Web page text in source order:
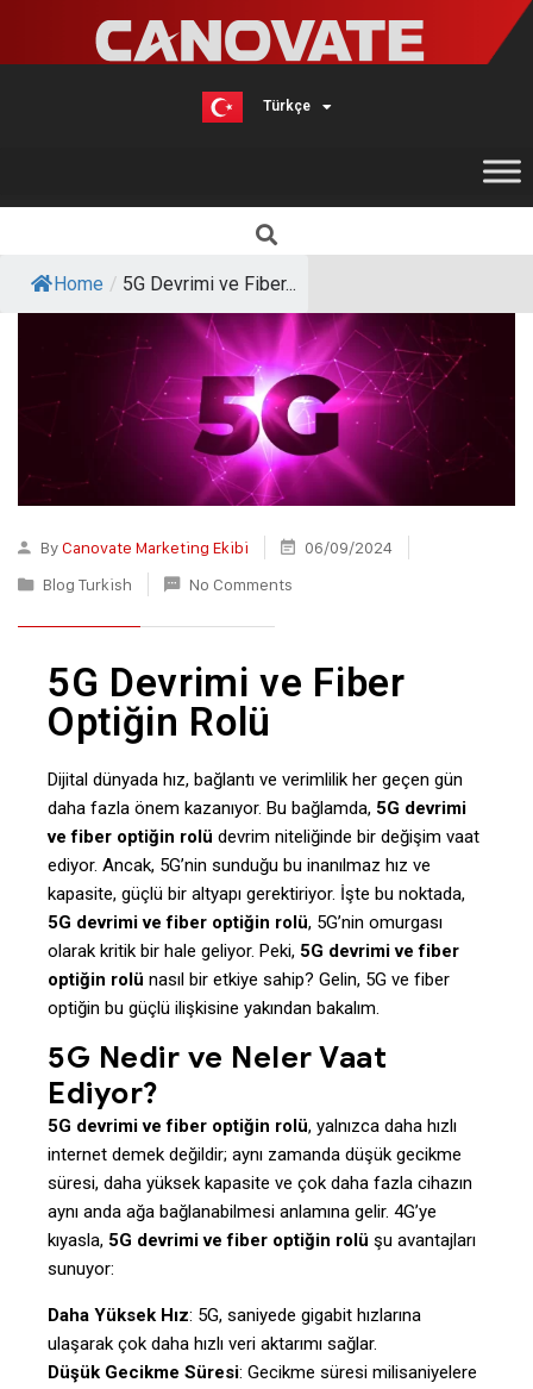
Türkçe
English
Home / 5G Devrimi ve Fiber...
ByCanovate Marketing Ekibi
06/09/2024
Blog Turkish
No Comments
5G Devrimi ve Fiber
Optiğin Rolü
Dijital dünyada hız, bağlantı ve verimlilik her geçen gün
daha fazla önem kazanıyor. Bu bağlamda, 5G devrimi
ve fiber optiğin rolü devrim niteliğinde bir değişim vaat
ediyor. Ancak, 5G’nin sunduğu bu inanılmaz hız ve
kapasite, güçlü bir altyapı gerektiriyor. İşte bu noktada,
5G devrimi ve fiber optiğin rolü, 5G’nin omurgası
olarak kritik bir hale geliyor. Peki, 5G devrimi ve fiber
optiğin rolü nasıl bir etkiye sahip? Gelin, 5G ve fiber
optiğin bu güçlü ilişkisine yakından bakalım.
5G Nedir ve Neler Vaat
Ediyor?
5G devrimi ve fiber optiğin rolü, yalnızca daha hızlı
internet demek değildir; aynı zamanda düşük gecikme
süresi, daha yüksek kapasite ve çok daha fazla cihazın
aynı anda ağa bağlanabilmesi anlamına gelir. 4G’ye
kıyasla, 5G devrimi ve fiber optiğin rolü şu avantajları
sunuyor:
Daha Yüksek Hız: 5G, saniyede gigabit hızlarına
ulaşarak çok daha hızlı veri aktarımı sağlar.
Düşük Gecikme Süresi: Gecikme süresi milisaniyelere